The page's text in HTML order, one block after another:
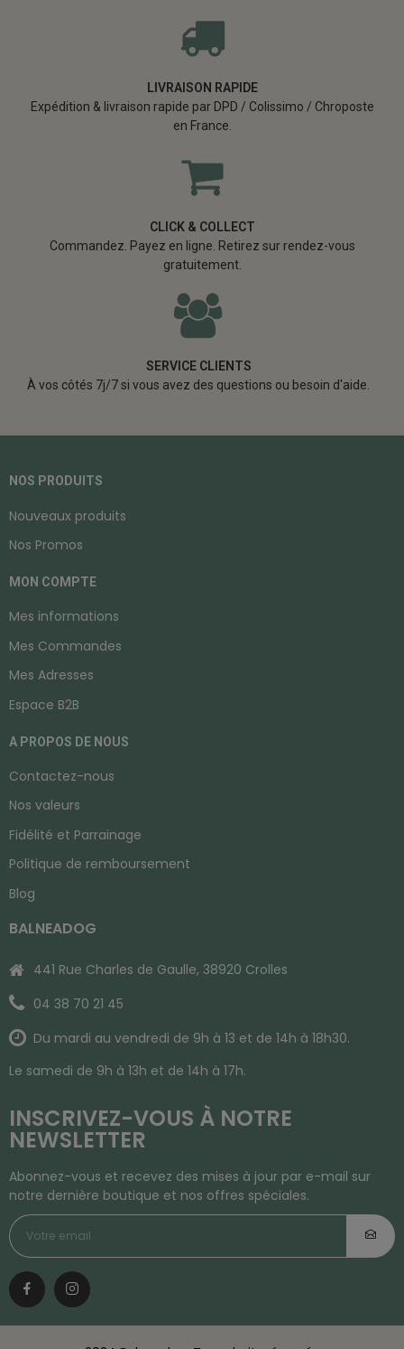
LIVRAISON RAPIDE
Expédition & livraison rapide par DPD / Colissimo / Chroposte
en France.
CLICK & COLLECT
Commandez. Payez en ligne. Retirez sur rendez-vous
gratuitement.
SERVICE CLIENTS
À vos côtés 7j/7 si vous avez des questions ou besoin d'aide.
NOS PRODUITS
Nouveaux produits
Nos Promos
MON COMPTE
Mes informations
Mes Commandes
Mes Adresses
Espace B2B
A PROPOS DE NOUS
Contactez-nous
Nos valeurs
Fidélité et Parrainage
Politique de remboursement
Blog
BALNEADOG
441 Rue Charles de Gaulle, 38920 Crolles
04 38 70 21 45
Du mardi au vendredi de 9h à 13 et de 14h à 18h30.
Le samedi de 9h à 13h et de 14h à 17h.
INSCRIVEZ-VOUS À NOTRE
NEWSLETTER
Abonnez-vous et recevez des mises à jour par e-mail sur
notre dernière boutique et nos offres spéciales.